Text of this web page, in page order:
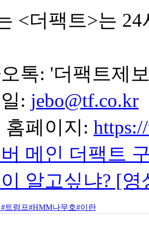
<더팩트>는
오톡: '더팩트제
: jebo@tf.co.kr
홈페이지:
메인 더팩트
알고싶냐? [
#트럼프#HMM나무호#이란